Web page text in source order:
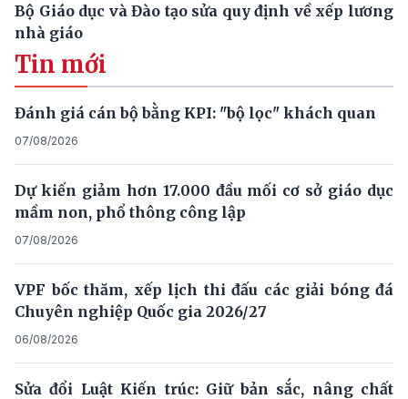
Bộ Giáo dục và Đào tạo sửa quy định về xếp lương
nhà giáo
Tin mới
Đánh giá cán bộ bằng KPI: "bộ lọc" khách quan
07/08/2026
Dự kiến giảm hơn 17.000 đầu mối cơ sở giáo dục
mầm non, phổ thông công lập
07/08/2026
VPF bốc thăm, xếp lịch thi đấu các giải bóng đá
Chuyên nghiệp Quốc gia 2026/27
06/08/2026
Sửa đổi Luật Kiến trúc: Giữ bản sắc, nâng chất